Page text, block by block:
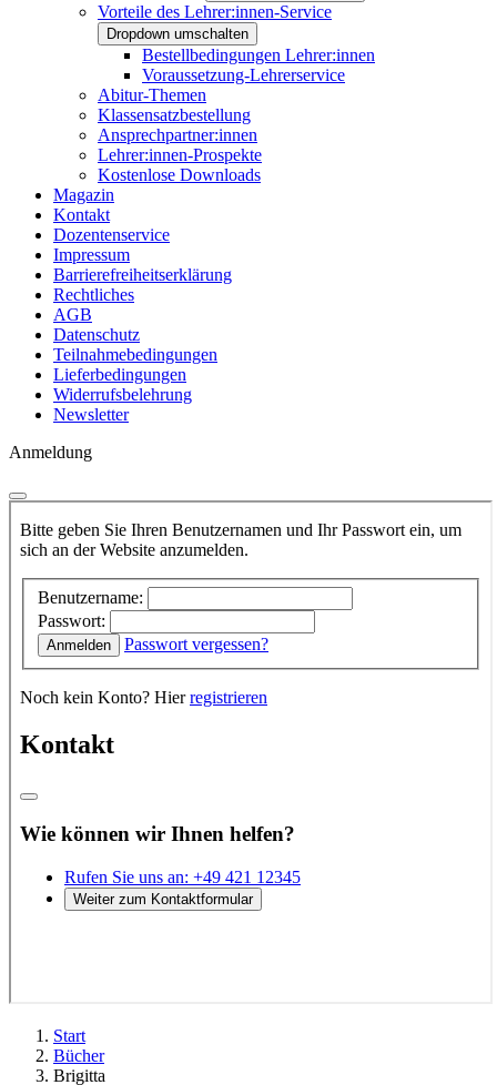
Vorteile des Lehrer:innen-Service
Dropdown umschalten
Bestellbedingungen Lehrer:innen
Voraussetzung-Lehrerservice
Abitur-Themen
Klassensatzbestellung
Ansprechpartner:innen
Lehrer:innen-Prospekte
Kostenlose Downloads
Magazin
Kontakt
Dozentenservice
Impressum
Barrierefreiheitserklärung
Rechtliches
AGB
Datenschutz
Teilnahmebedingungen
Lieferbedingungen
Widerrufsbelehrung
Newsletter
Anmeldung
Start
Bücher
Brigitta